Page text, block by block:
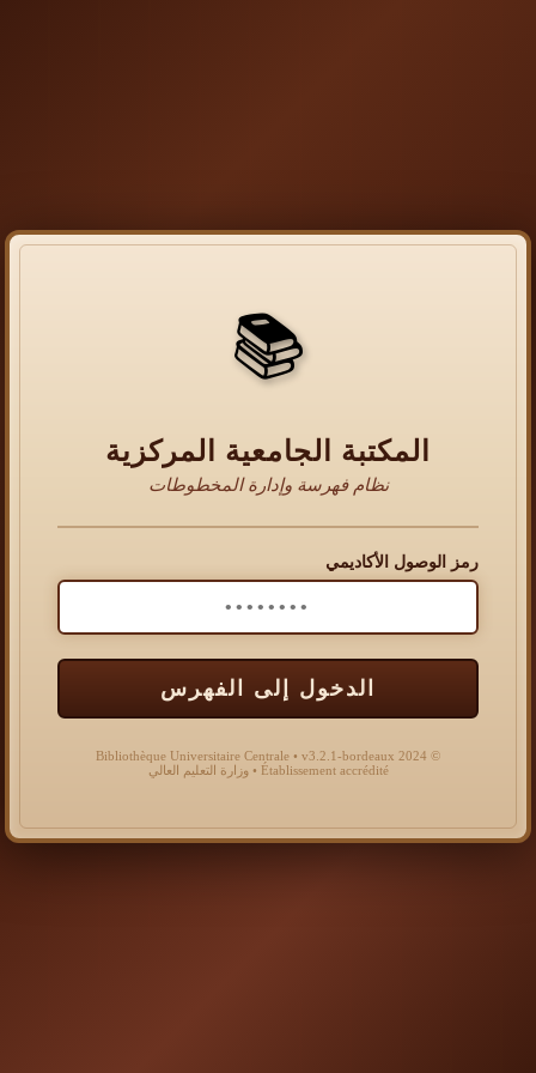
📚
المكتبة الجامعية المركزية
نظام فهرسة وإدارة المخطوطات
رمز الوصول الأكاديمي
الدخول إلى الفهرس
© 2024 Bibliothèque Universitaire Centrale • v3.2.1-bordeaux
Établissement accrédité • وزارة التعليم العالي